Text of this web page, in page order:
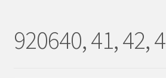
ÅF KONTO
920640, 41, 42,